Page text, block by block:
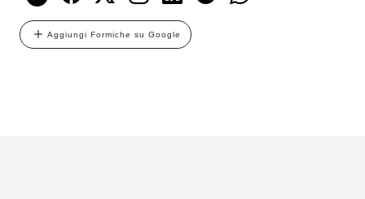
Aggiungi Formiche su Google